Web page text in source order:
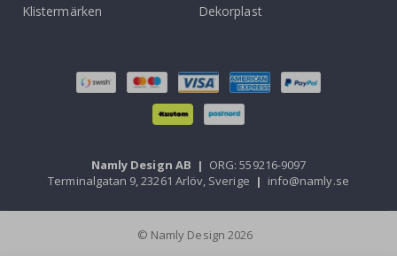
Klistermärken
Dekorplast
Namly Design AB | ORG: 559216-9097
Terminalgatan 9, 23261 Arlöv, Sverige | info@namly.se
© Namly Design 2026